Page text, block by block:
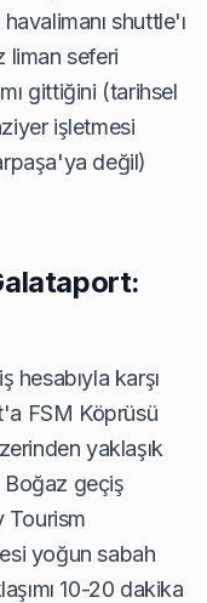
shuttle'ı
liman seferi
gittiğini (tarihsel
işletmesi
değil)
karşı
FSM Köprüsü
yaklaşık
Boğaz geçiş
Tourism
yoğun sabah
10-20 dakika